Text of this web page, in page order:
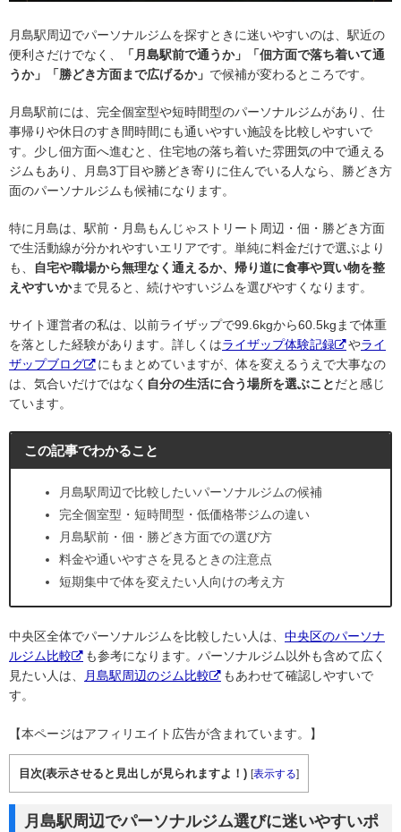
月島駅周辺でパーソナルジムを探すときに迷いやすいのは、駅近の
便利さだけでなく、
「月島駅前で通うか」「佃方面で落ち着いて通
うか」「勝どき方面まで広げるか」 で候補が変わるところです。
月島駅前には、完全個室型や短時間型のパーソナルジムがあり、仕
事帰りや休日のすき間時間にも通いやすい施設を比較しやすいで
す。少し佃方面へ進むと、住宅地の落ち着いた雰囲気の中で通える
ジムもあり、月島3丁目や勝どき寄りに住んでいる人なら、勝どき方
面のパーソナルジムも候補になります。
特に月島は、駅前・月島もんじゃストリート周辺・佃・勝どき方面
で生活動線が分かれやすいエリアです。単純に料金だけで選ぶより
も、
自宅や職場から無理なく通えるか、帰り道に食事や買い物を整
えやすいかまで見ると、続けやすいジムを選びやすくなります。
サイト運営者の私は、以前ライザップで99.6kgから60.5kgまで体重
を落とした経験があります。詳しくはライザップ体験記録 やライ
ザップブログ
にもまとめていますが、体を変えるうえで大事なの
は、気合いだけではなく 自分の生活に合う場所を選ぶことだと感じ
ています。
この記事でわかること
月島駅周辺で比較したいパーソナルジムの候補
完全個室型・短時間型・低価格帯ジムの違い
月島駅前・佃・勝どき方面での選び方
料金や通いやすさを見るときの注意点
短期集中で体を変えたい人向けの考え方
中央区全体でパーソナルジムを比較したい人は、 中央区のパーソナ
ルジム比較
も参考になります。パーソナルジム以外も含めて広く
見たい人は、
月島駅周辺のジム比較
もあわせて確認しやすいで
す。
【本ページはアフィリエイト広告が含まれています。】
目次(表示させると見出しが見られますよ！) [表示する]
月島駅周辺でパーソナルジム選びに迷いやすいポ